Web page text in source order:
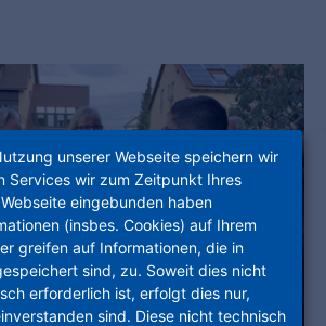
unserer Webseite speichern wir
Services wir zum Zeitpunkt Ihres
eingebunden haben
(insbes. Cookies) auf Ihrem
greifen auf Informationen, die in
sind, zu. Soweit dies nicht
erforderlich ist, erfolgt dies nur,
sind. Diese nicht technisch